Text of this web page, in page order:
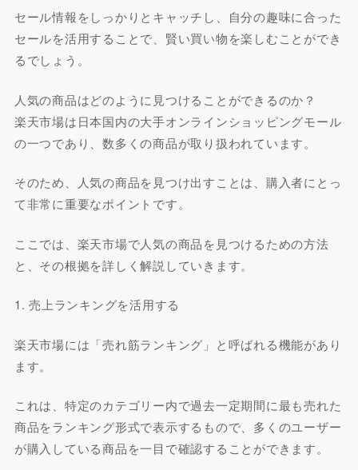
セール情報をしっかりとキャッチし、自分の趣味に合った
セールを活用することで、賢い買い物を楽しむことができ
るでしょう。
人気の商品はどのように見つけることができるのか？
楽天市場は日本国内の大手オンラインショッピングモール
の一つであり、数多くの商品が取り扱われています。
そのため、人気の商品を見つけ出すことは、購入者にとっ
て非常に重要なポイントです。
ここでは、楽天市場で人気の商品を見つけるための方法
と、その根拠を詳しく解説していきます。
1. 売上ランキングを活用する
楽天市場には「売れ筋ランキング」と呼ばれる機能があり
ます。
これは、特定のカテゴリー内で過去一定期間に最も売れた
商品をランキング形式で表示するもので、多くのユーザー
が購入している商品を一目で確認することができます。